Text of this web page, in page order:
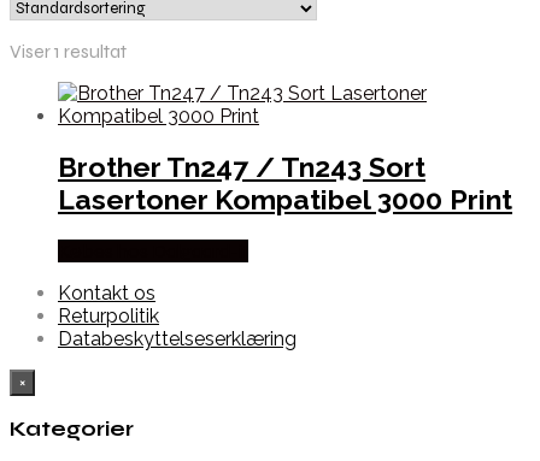
Viser 1 resultat
Brother Tn247 / Tn243 Sort
Lasertoner Kompatibel 3000 Print
Kontakt os
Returpolitik
Databeskyttelseserklæring
×
Kategorier